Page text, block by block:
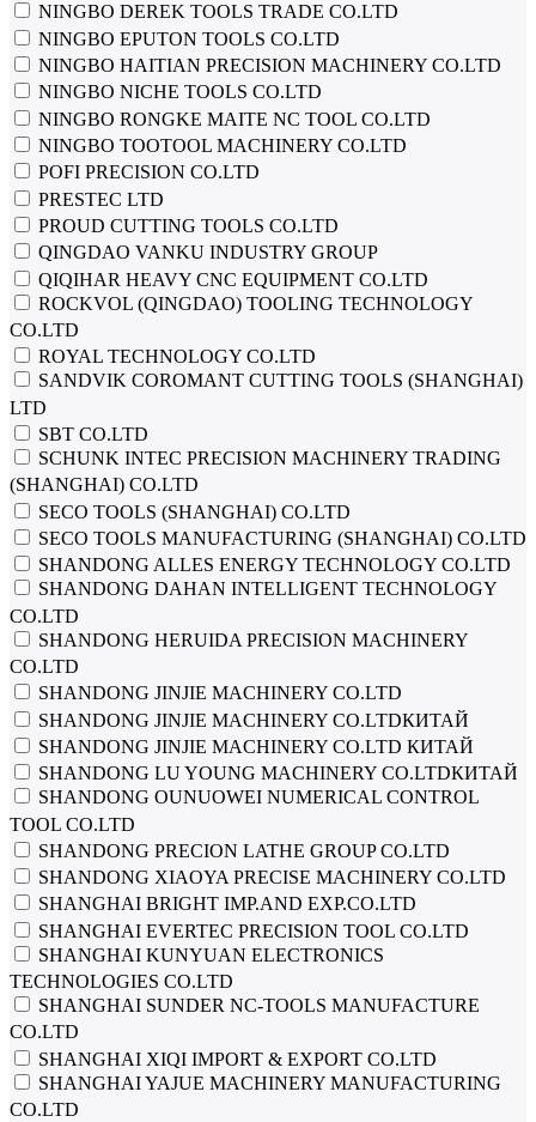
NINGBO DEREK TOOLS TRADE CO.LTD
NINGBO EPUTON TOOLS CO.LTD
NINGBO HAITIAN PRECISION MACHINERY CO.LTD
NINGBO NICHE TOOLS CO.LTD
NINGBO RONGKE MAITE NC TOOL CO.LTD
NINGBO TOOTOOL MACHINERY CO.LTD
POFI PRECISION CO.LTD
PRESTEC LTD
PROUD CUTTING TOOLS CO.LTD
QINGDAO VANKU INDUSTRY GROUP
QIQIHAR HEAVY CNC EQUIPMENT CO.LTD
ROCKVOL (QINGDAO) TOOLING TECHNOLOGY
CO.LTD
ROYAL TECHNOLOGY CO.LTD
SANDVIK COROMANT CUTTING TOOLS (SHANGHAI)
LTD
SBT CO.LTD
SCHUNK INTEC PRECISION MACHINERY TRADING
(SHANGHAI) CO.LTD
SECO TOOLS (SHANGHAI) CO.LTD
SECO TOOLS MANUFACTURING (SHANGHAI) CO.LTD
SHANDONG ALLES ENERGY TECHNOLOGY CO.LTD
SHANDONG DAHAN INTELLIGENT TECHNOLOGY
CO.LTD
SHANDONG HERUIDA PRECISION MACHINERY
CO.LTD
SHANDONG JINJIE MACHINERY CO.LTD
SHANDONG JINJIE MACHINERY CO.LTDКИТАЙ
SHANDONG JINJIE MACHINERY CO.LTD КИТАЙ
SHANDONG LU YOUNG MACHINERY CO.LTDКИТАЙ
SHANDONG OUNUOWEI NUMERICAL CONTROL
TOOL CO.LTD
SHANDONG PRECION LATHE GROUP CO.LTD
SHANDONG XIAOYA PRECISE MACHINERY CO.LTD
SHANGHAI BRIGHT IMP.AND EXP.CO.LTD
SHANGHAI EVERTEC PRECISION TOOL CO.LTD
SHANGHAI KUNYUAN ELECTRONICS
TECHNOLOGIES CO.LTD
SHANGHAI SUNDER NC-TOOLS MANUFACTURE
CO.LTD
SHANGHAI XIQI IMPORT & EXPORT CO.LTD
SHANGHAI YAJUE MACHINERY MANUFACTURING
CO.LTD